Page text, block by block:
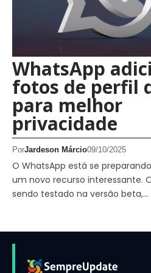
WhatsApp
fotos de perfil
para melhor
privacidade
PorJardeson Márcio09/10/2025
O WhatsApp está se
um novo recurso interessante.
sendo testado na versão beta,…